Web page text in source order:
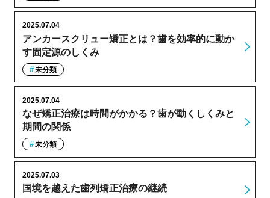
アンカースクリュー矯正とは？歯を効率的に動か
す固定源のしくみ
2025.07.04
未分類
なぜ矯正治療は時間がかかる？歯が動くしくみと
期間の関係
2025.07.04
未分類
国境を越えた歯列矯正治療の継続
2025.07.03